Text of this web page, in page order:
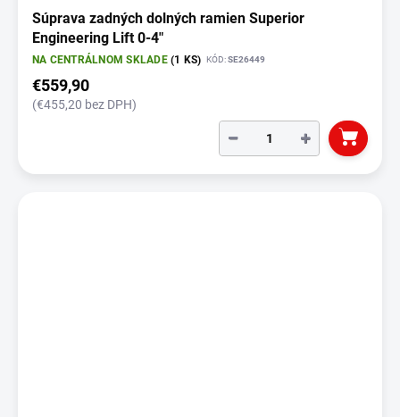
Súprava zadných dolných ramien Superior
Engineering Lift 0-4"
NA CENTRÁLNOM SKLADE(1 KS) KÓD:SE26449
€559,90
(€455,20 bez DPH)
+
−